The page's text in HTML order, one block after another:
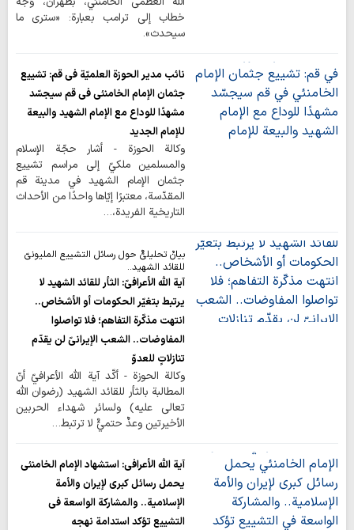
خطاب إلى ترامب بعبارة: «ستری ما
سيحدث».
نائب مدير الحوزة العلميّة في قم: تشييع
جثمان الإمام الخامنئي في قم سيجسّد
مشهدًا للوداع مع الإمام الشهيد والبيعة
للإمام الجديد
وكالة الحوزة - أشار حجّة الإسلام
والمسلمين ملكيّ إلى مراسم تشييع
جثمان الإمام الشهيد في مدينة قم
المقدّسة، معتبرًا إيّاها واحدًا من الأحداث
التاريخية الفريدة،…
بيانٌ تحليليٌّ حول رسائل التشييع المليونيّ
للقائد الشهيد..
آية اللّه الأعرافيّ: الثأر للقائد الشهيد لا
يرتبط بتغيّر الحكومات أو الأشخاص..
انتهت مذكّرة التفاهم؛ فلا تواصلوا
المفاوضات.. الشعب الإيرانيّ لن يقدّم
تنازلاتٍ للعدوّ
وكالة الحوزة - أكّد آية اللّه الأعرافيّ أنّ
المطالبة بالثأر للقائد الشهيد (رضوان اللّه
تعالى عليه) ولسائر شهداء الحربين
الأخيرتين وعدٌ حتميٌّ لا ترتبط…
آية الله الأعرافي: استشهاد الإمام الخامنئي
يحمل رسائل كبرى لإيران والأمة
الإسلامية.. والمشاركة الواسعة في
التشييع تؤكد استدامة نهجه